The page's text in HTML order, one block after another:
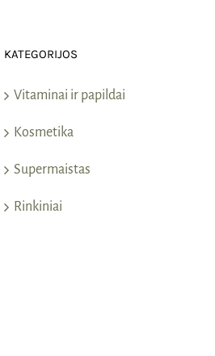
KATEGORIJOS
Vitaminai ir papildai
Kosmetika
Supermaistas
Rinkiniai